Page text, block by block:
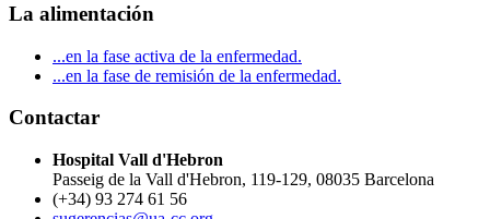
La alimentación
...en la fase activa de la enfermedad.
...en la fase de remisión de la enfermedad.
Contactar
Hospital Vall d'Hebron
Passeig de la Vall d'Hebron, 119-129, 08035 Barcelona
(+34) 93 274 61 56